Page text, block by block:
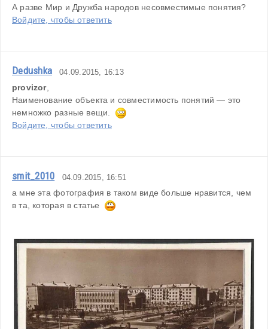
А разве Мир и Дружба народов несовместимые понятия?
Войдите, чтобы ответить
Dedushka 04.09.2015, 16:13
provizor,
Наименование объекта и совместимость понятий — это
немножко разные вещи.
Войдите, чтобы ответить
smit_2010 04.09.2015, 16:51
а мне эта фотография в таком виде больше нравится, чем
в та, которая в статье